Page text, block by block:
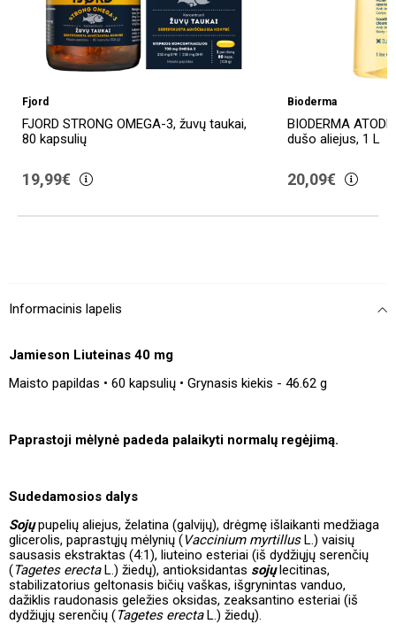
Fjord
FJORD STRONG OMEGA-3, žuvų taukai,
80 kapsulių
19,99€
Bioderma
BIODERMA
dušo aliejus, 1 L
20,09€
Informacinis lapelis
Jamieson Liuteinas 40 mg
Maisto papildas • 60 kapsulių • Grynasis kiekis - 46.62 g
Paprastoji mėlynė padeda palaikyti normalų regėjimą.
Sudedamosios dalys
Sojųpupelių aliejus, želatina (galvijų), drėgmę išlaikanti medžiaga
glicerolis, paprastųjų mėlynių (Vaccinium myrtillusL.) vaisių
sausasis ekstraktas (4:1), liuteino esteriai (iš dydžiųjų serenčių
(Tagetes erectaL.) žiedų), antioksidantas sojųlecitinas,
stabilizatorius geltonasis bičių vaškas, išgrynintas vanduo,
dažiklis raudonasis geležies oksidas, zeaksantino esteriai (iš
dydžiųjų serenčių (Tagetes erectaL.) žiedų).